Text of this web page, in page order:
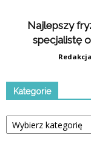
Najlepszy
specjalistę
Kategorie
Kategorie